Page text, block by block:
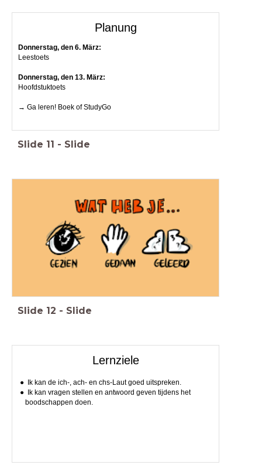
Planung
Donnerstag, den 6. März:
Leestoets
Donnerstag, den 13. März:
Hoofdstuktoets
→ Ga leren! Boek of StudyGo
Slide 11 - Slide
Slide 12 - Slide
Lernziele
Ik kan de ich-, ach- en chs-Laut goed uitspreken.
Ik kan vragen stellen en antwoord geven tijdens het
boodschappen doen.